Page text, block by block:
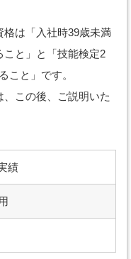
は「入社時39歳未満
こと」と「技能検定2
こと」です。
この後、ご説明いた
績